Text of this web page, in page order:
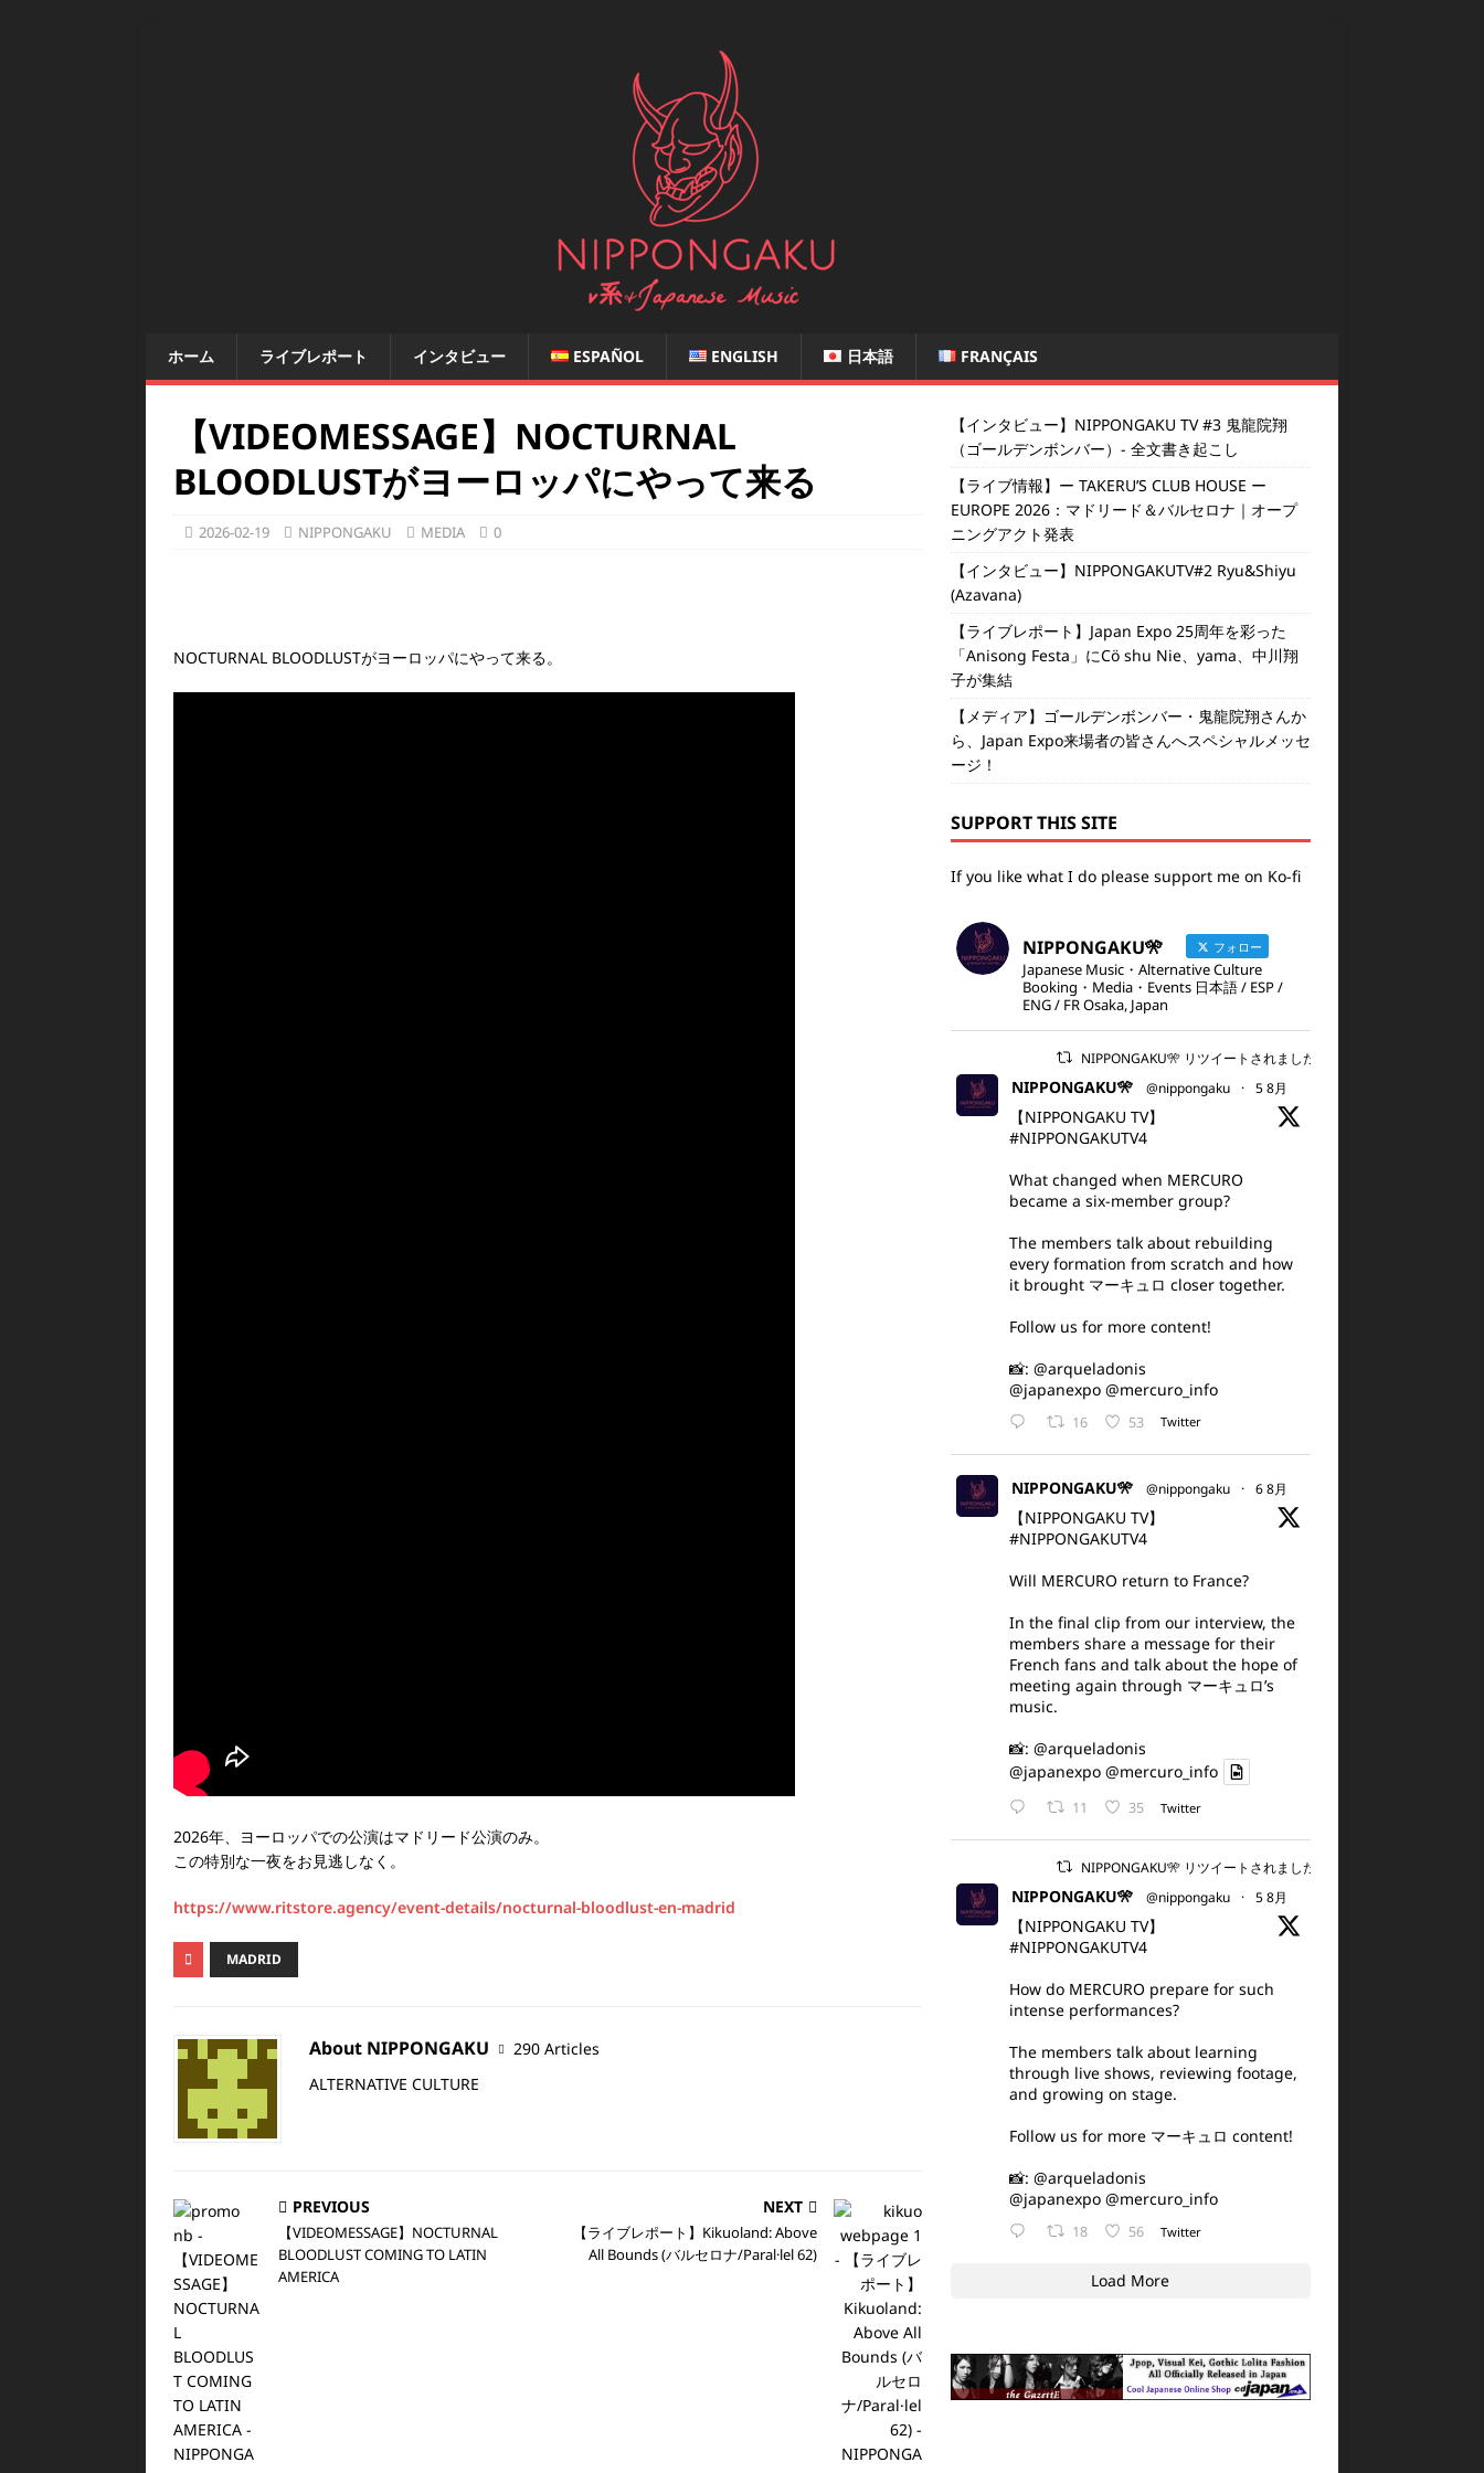
ホーム ライブレポート インタビュー ESPAÑOL ENGLISH 日本語 FRANÇAIS
【VIDEOMESSAGE】NOCTURNAL
BLOODLUSTがヨーロッパにやって来る
2026-02-19 NIPPONGAKU MEDIA 0
NOCTURNAL BLOODLUSTがヨーロッパにやって来る。
2026年、ヨーロッパでの公演はマドリード公演のみ。
この特別な一夜をお見逃しなく。
https://www.ritstore.agency/event-details/nocturnal-bloodlust-en-madrid
MADRID
About NIPPONGAKU
290 Articles
ALTERNATIVE CULTURE
PREVIOUS
【VIDEOMESSAGE】NOCTURNAL
BLOODLUST COMING TO LATIN
AMERICA
NEXT
【ライブレポート】Kikuoland: Above
All Bounds (バルセロナ/Paral·lel 62)
【インタビュー】NIPPONGAKU TV #3 鬼龍院翔
（ゴールデンボンバー）- 全文書き起こし
【ライブ情報】ー TAKERU’S CLUB HOUSE ー
EUROPE 2026：マドリード＆バルセロナ｜オープ
ニングアクト発表
【インタビュー】NIPPONGAKUTV#2 Ryu&Shiyu
(Azavana)
【ライブレポート】Japan Expo 25周年を彩った
「Anisong Festa」にCö shu Nie、yama、中川翔
子が集結
【メディア】ゴールデンボンバー・鬼龍院翔さんか
ら、Japan Expo来場者の皆さんへスペシャルメッセ
ージ！
SUPPORT THIS SITE
If you like what I do please support me on Ko-fi
NIPPONGAKU🎌 フォロー
Japanese Music・Alternative Culture
Booking・Media・Events 日本語 / ESP /
ENG / FR Osaka, Japan
NIPPONGAKU🎌 リツイートされました
NIPPONGAKU🎌 @nippongaku · 5 8月
【NIPPONGAKU TV】
#NIPPONGAKUTV4
What changed when MERCURO
became a six-member group?
The members talk about rebuilding
every formation from scratch and how
it brought マーキュロ closer together.
Follow us for more content!
📸: @arqueladonis
@japanexpo @mercuro_info
16 53 Twitter
NIPPONGAKU🎌 @nippongaku · 6 8月
【NIPPONGAKU TV】
#NIPPONGAKUTV4
Will MERCURO return to France?
In the final clip from our interview, the
members share a message for their
French fans and talk about the hope of
meeting again through マーキュロ’s
music.
📸: @arqueladonis
@japanexpo @mercuro_info
11 35 Twitter
NIPPONGAKU🎌 リツイートされました
NIPPONGAKU🎌 @nippongaku · 5 8月
【NIPPONGAKU TV】
#NIPPONGAKUTV4
How do MERCURO prepare for such
intense performances?
The members talk about learning
through live shows, reviewing footage,
and growing on stage.
Follow us for more マーキュロ content!
📸: @arqueladonis
@japanexpo @mercuro_info
18 56 Twitter
Load More